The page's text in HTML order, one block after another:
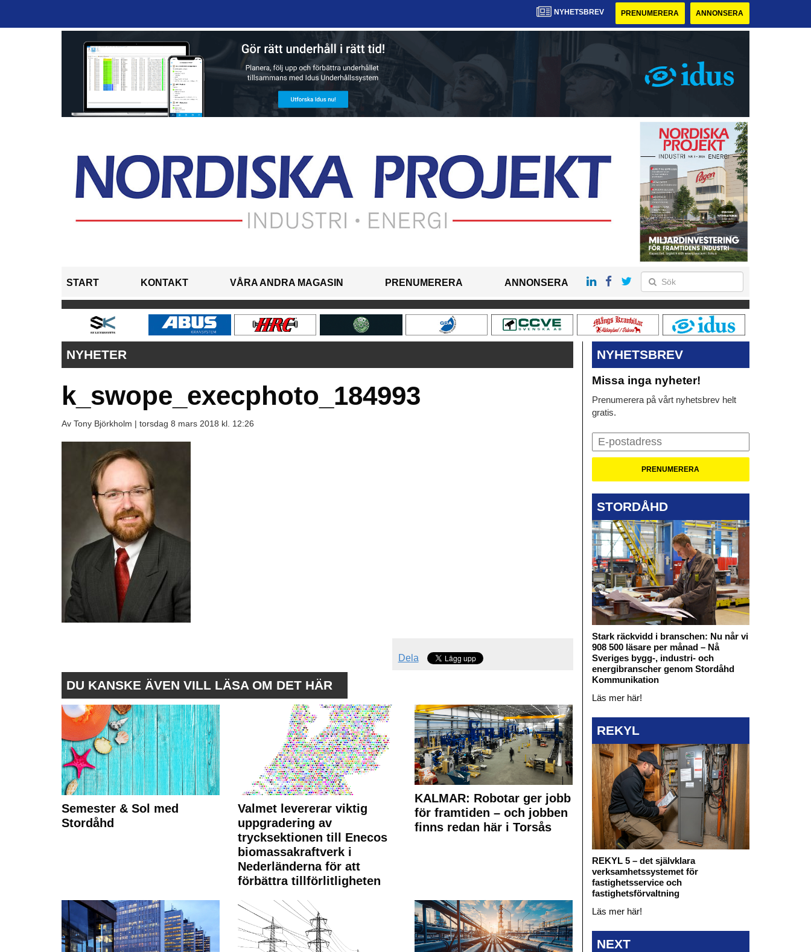
NYHETSBREV PRENUMERERA ANNONSERA
START KONTAKT VÅRA ANDRA MAGASIN PRENUMERERA ANNONSERA
NYHETER
k_swope_execphoto_184993
Av Tony Björkholm | torsdag 8 mars 2018 kl. 12:26
Dela
DU KANSKE ÄVEN VILL LÄSA OM DET HÄR
Semester & Sol med
Stordåhd
Valmet levererar viktig
uppgradering av
trycksektionen till Enecos
biomassakraftverk i
Nederländerna för att
förbättra tillförlitligheten
KALMAR: Robotar ger jobb
för framtiden – och jobben
finns redan här i Torsås
NYHETSBREV
Missa inga nyheter!
Prenumerera på vårt nyhetsbrev helt
gratis.
STORDÅHD
Stark räckvidd i branschen: Nu når vi
908 500 läsare per månad – Nå
Sveriges bygg-, industri- och
energibranscher genom Stordåhd
Kommunikation
Läs mer här!
REKYL
REKYL 5 – det självklara
verksamhetssystemet för
fastighetsservice och
fastighetsförvaltning
Läs mer här!
NEXT